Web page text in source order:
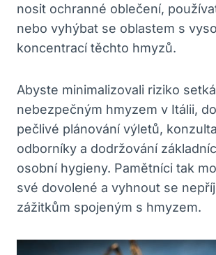
nosit ochranné oblečení,
nebo vyhýbat se oblastem s
koncentrací těchto hmyzů.
Abyste minimalizovali riziko
nebezpečným hmyzem v Itálii,
pečlivé plánování výletů,
odborníky a dodržování
osobní hygieny. Pamětníci tak
své dovolené a vyhnout se
zážitkům spojeným s hmyzem.